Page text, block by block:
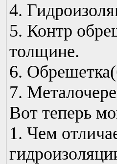
4.
5. Контр
толщине.
6.
7.
Вот теперь
1. Чем